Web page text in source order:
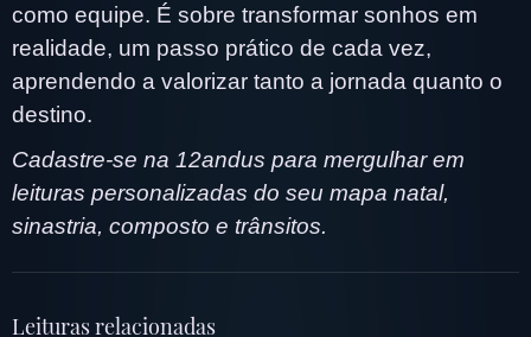
como equipe. É sobre transformar sonhos em
realidade, um passo prático de cada vez,
aprendendo a valorizar tanto a jornada quanto o
destino.
Cadastre-se na 12andus para mergulhar em
leituras personalizadas do seu mapa natal,
sinastria, composto e trânsitos.
Leituras relacionadas